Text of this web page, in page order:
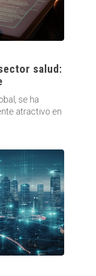
salud:
se ha
atractivo en